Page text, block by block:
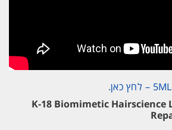
K-18 Biomimetic Hairscience